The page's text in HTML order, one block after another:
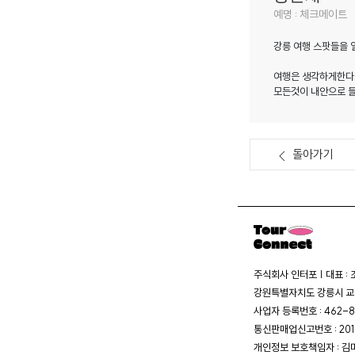
예명 : 체크메이트
강릉 여행 스팟들을
여행은 생각하게한
모든것이 내안으로
돌아가기
주식회사 인터포 | 대표 :
강원특별자치도 강릉시
사업자 등록번호 :
통신판매업신고번호 :
개인정보 보호책임자 : 김